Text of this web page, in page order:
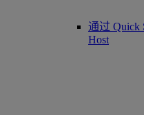
通过 Quick
Host